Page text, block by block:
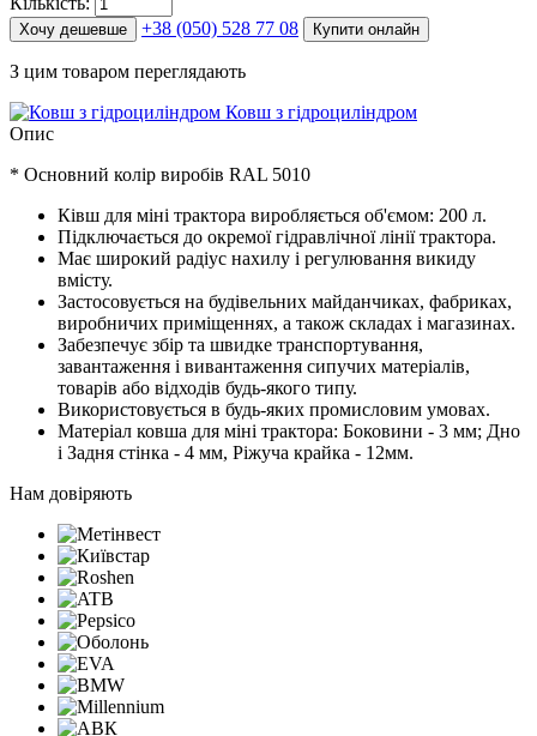
Хочу дешевше +38 (050) 528 77 08 Купити онлайн
З цим товаром переглядають
Ковш з гідроциліндром
Опис
* Основний колір виробів RAL 5010
Ківш для міні трактора виробляється об'ємом: 200 л.
Підключається до окремої гідравлічної лінії трактора.
Має широкий радіус нахилу і регулювання викиду
вмісту.
Застосовується на будівельних майданчиках, фабриках,
виробничих приміщеннях, а також складах і магазинах.
Забезпечує збір та швидке транспортування,
завантаження і вивантаження сипучих матеріалів,
товарів або відходів будь-якого типу.
Використовується в будь-яких промисловим умовах.
Матеріал ковша для міні трактора: Боковини - 3 мм; Дно
і Задня стінка - 4 мм, Ріжуча крайка - 12мм.
Нам довіряють